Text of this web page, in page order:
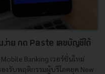
ง่าย กด Paste เลขบัญชีได้
Banking เวอร์ชั่นใหม่
งรับพฤติกรรมผู้บริโภคยุค New